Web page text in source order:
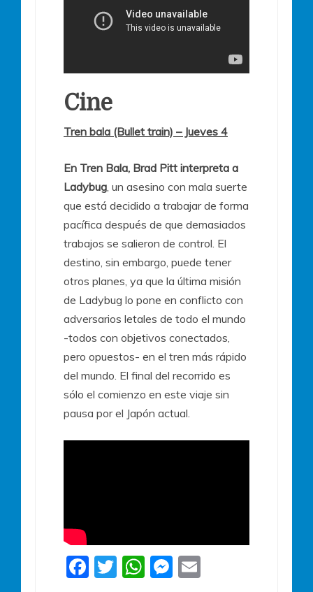
Cine
Tren bala (Bullet train) – Jueves 4
En Tren Bala, Brad Pitt interpreta a
Ladybug , un asesino con mala suerte
que está decidido a trabajar de forma
pacífica después de que demasiados
trabajos se salieron de control. El
destino, sin embargo, puede tener
otros planes, ya que la última misión
de Ladybug lo pone en conflicto con
adversarios letales de todo el mundo
-todos con objetivos conectados,
pero opuestos- en el tren más rápido
del mundo. El final del recorrido es
sólo el comienzo en este viaje sin
pausa por el Japón actual.
F
T
W M